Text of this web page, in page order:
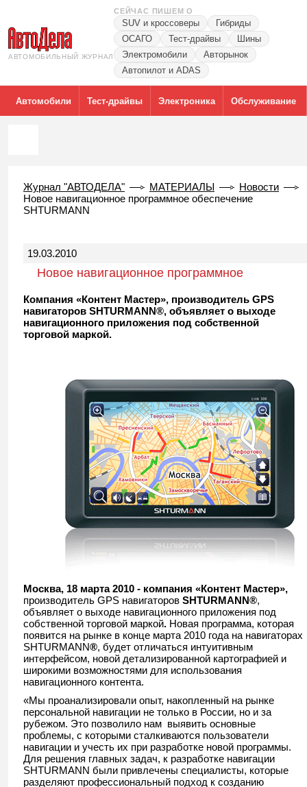
АВТОМОБИЛЬНЫЙ ЖУРНАЛ
СЕЙЧАС ПИШЕМ О
SUV и кроссоверы
Гибриды
ОСАГО
Тест-драйвы
Шины
Электромобили
Авторынок
Автопилот и ADAS
Автомобили Тест-драйвы Электроника Обслуживание
Журнал "АВТОДЕЛА" МАТЕРИАЛЫ
Новости
Новое навигационное программное обеспечение
SHTURMANN
19.03.2010
Новое навигационное программное
обеспечение SHTURMANN
Компания «Контент Мастер», производитель GPS
навигаторов SHTURMANN®, объявляет о выходе
навигационного приложения под собственной
торговой маркой.
Москва, 18 марта 2010 - компания «Контент Мастер»,
производитель GPS навигаторов SHTURMANN®,
объявляет о выходе навигационного приложения под
собственной торговой маркой. Новая программа, которая
появится на рынке в конце марта 2010 года на навигаторах
SHTURMANN®, будет отличаться интуитивным
интерфейсом, новой детализированной картографией и
широкими возможностями для использования
навигационного контента.
«Мы проанализировали опыт, накопленный на рынке
персональной навигации не только в России, но и за
рубежом. Это позволило нам выявить основные
проблемы, с которыми сталкиваются пользователи
навигации и учесть их при разработке новой программы.
Для решения главных задач, к разработке навигации
SHTURMANN были привлечены специалисты, которые
разделяют профессиональный подход к созданию